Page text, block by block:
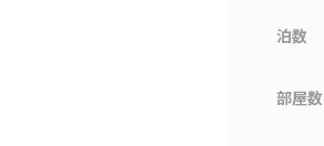
泊数
部屋数